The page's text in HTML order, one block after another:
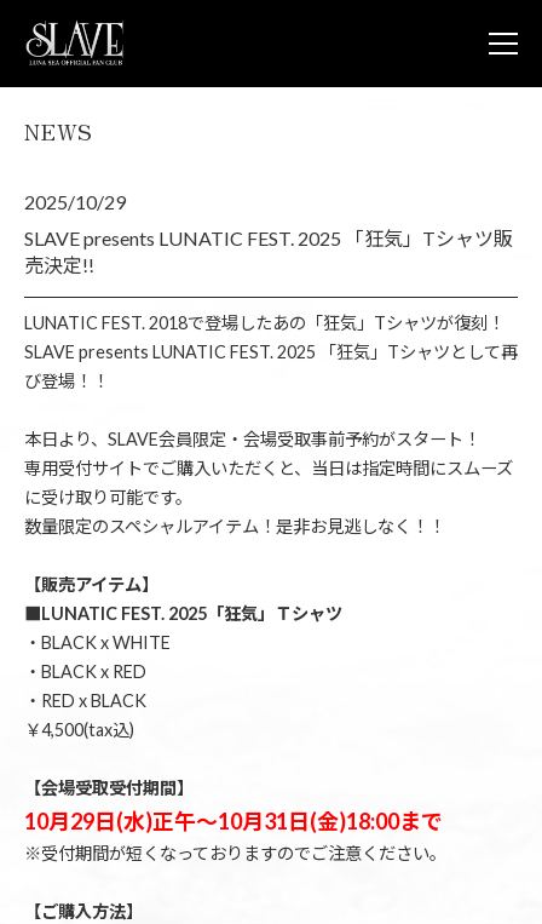
LUNA
FAQ
NEWS
2025/10/29
SLAVE presents LUNATIC FEST. 2025 「狂気」Tシャツ販
売決定!!
LUNATIC FEST. 2018で登場したあの「狂気」Tシャツが復刻！
SLAVE presents LUNATIC FEST. 2025 「狂気」Tシャツとして再
び登場！！
本日より、SLAVE会員限定・会場受取事前予約がスタート！
専用受付サイトでご購入いただくと、当日は指定時間にスムーズ
に受け取り可能です。
数量限定のスペシャルアイテム！是非お見逃しなく！！
【販売アイテム】
■LUNATIC FEST. 2025「狂気」Ｔシャツ
・BLACK x WHITE
・BLACK x RED
・RED x BLACK
￥4,500(tax込)
【会場受取受付期間】
10月29日(水)正午〜10月31日(金)18:00まで
※受付期間が短くなっておりますのでご注意ください。
【ご購入方法】